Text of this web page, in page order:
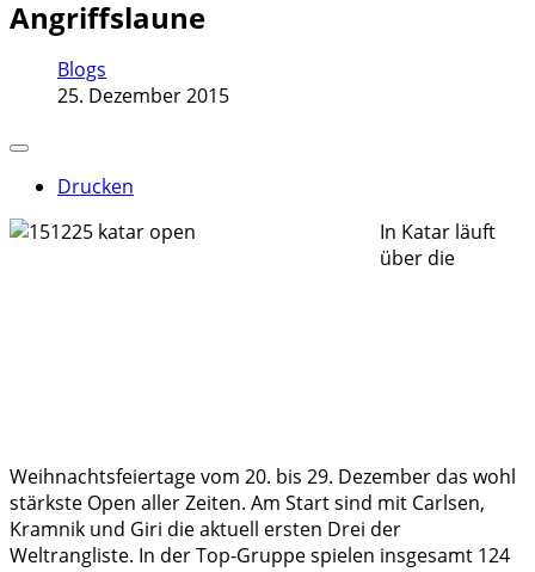
Angriffslaune
Blogs
25. Dezember 2015
Drucken
In Katar läuft
über die
Weihnachtsfeiertage vom 20. bis 29. Dezember das wohl
stärkste Open aller Zeiten. Am Start sind mit Carlsen,
Kramnik und Giri die aktuell ersten Drei der
Weltrangliste. In der Top-Gruppe spielen insgesamt 124